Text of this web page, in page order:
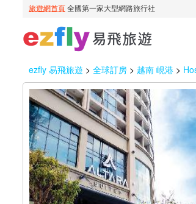
ezfly 易飛旅遊 > 全球訂房 > 越南 峴港 >